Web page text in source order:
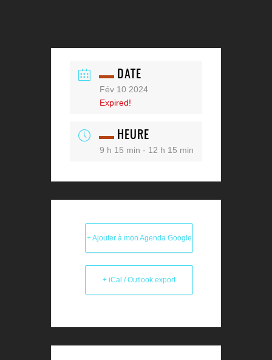
DATE
Fév 10 2024
Expired!
HEURE
9 h 15 min - 12 h 15 min
+ Ajouter à mon Agenda Google
+ iCal / Outlook export